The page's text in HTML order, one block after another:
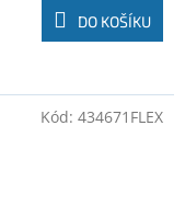
DO KOŠÍKU
Kód: 434671FLEX